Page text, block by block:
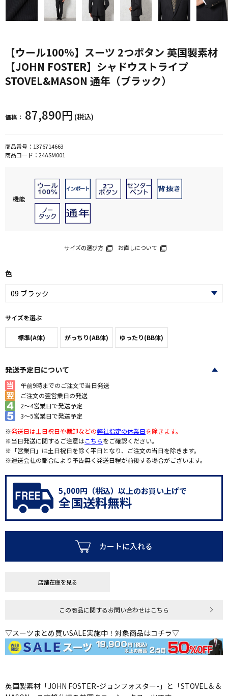
【ウール100%】スーツ 2つボタン 英国製素材
【JOHN FOSTER】シャドウストライプ
STOVEL&MASON 通年（ブラック）
価格： 87,890円 (税込)
商品番号： 1376714663
商品コード： 24ASM001
機能
サイズの選び方 お直しについて
色
サイズを選ぶ
標準(A体) がっちり(AB体) ゆったり(BB体)
発送予定日について
午前9時までのご注文で当日発送
ご注文の翌営業日の発送
2～4営業日で発送予定
3～5営業日で発送予定
※発送日は土日祝日や棚卸などの弊社指定の休業日を除きます。
※当日発送に関するご注意はこちらをご確認ください。
※「営業日」は土日祝日を除く平日となり、ご注文の当日を除きます。
※運送会社の都合により予告無く発送日程が前後する場合がございます。
5,000円（税込）以上のお買い上げで
全国送料無料
カートに入れる
店舗在庫を見る
この商品に関するお問い合わせはこちら
▽スーツまとめ買いSALE実施中！対象商品はコチラ▽
英国製素材「JOHN FOSTER-ジョンフォスター-」と「STOVEL＆＆